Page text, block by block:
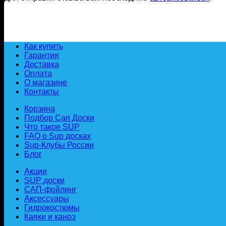
Как купить
Гарантия
Доставка
Оплата
О магазине
Контакты
Корзина
Подбор Сап Доски
Что такое SUP
FAQ о Sup досках
Sup-Клубы России
Блог
Акции
SUP доски
САП-фойлинг
Аксессуары
Гидрокостюмы
Каяки и каноэ